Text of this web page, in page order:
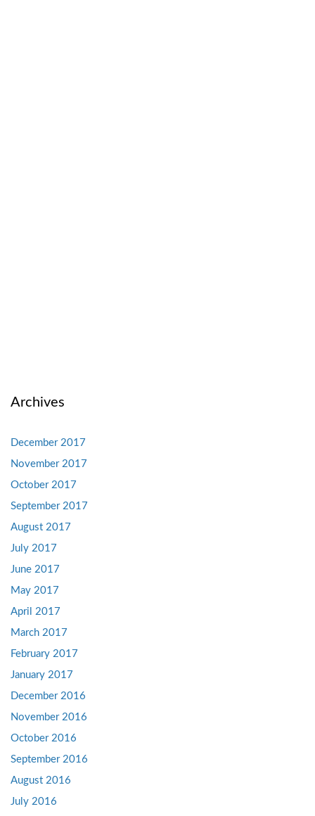
Archives
December 2017
November 2017
October 2017
September 2017
August 2017
July 2017
June 2017
May 2017
April 2017
March 2017
February 2017
January 2017
December 2016
November 2016
October 2016
September 2016
August 2016
July 2016